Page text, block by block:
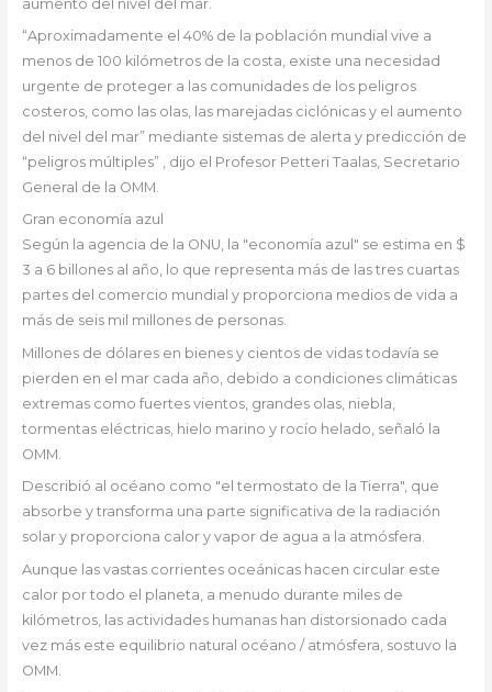
aumento del nivel del mar.
“Aproximadamente el 40% de la población mundial vive a
menos de 100 kilómetros de la costa, existe una necesidad
urgente de proteger a las comunidades de los peligros
costeros, como las olas, las marejadas ciclónicas y el aumento
del nivel del mar” mediante sistemas de alerta y predicción de
“peligros múltiples” , dijo el Profesor Petteri Taalas, Secretario
General de la OMM.
Gran economía azul
Según la agencia de la ONU, la "economía azul" se estima en $
3 a 6 billones al año, lo que representa más de las tres cuartas
partes del comercio mundial y proporciona medios de vida a
más de seis mil millones de personas.
Millones de dólares en bienes y cientos de vidas todavía se
pierden en el mar cada año, debido a condiciones climáticas
extremas como fuertes vientos, grandes olas, niebla,
tormentas eléctricas, hielo marino y rocío helado, señaló la
OMM.
Describió al océano como "el termostato de la Tierra", que
absorbe y transforma una parte significativa de la radiación
solar y proporciona calor y vapor de agua a la atmósfera.
Aunque las vastas corrientes oceánicas hacen circular este
calor por todo el planeta, a menudo durante miles de
kilómetros, las actividades humanas han distorsionado cada
vez más este equilibrio natural océano / atmósfera, sostuvo la
OMM.